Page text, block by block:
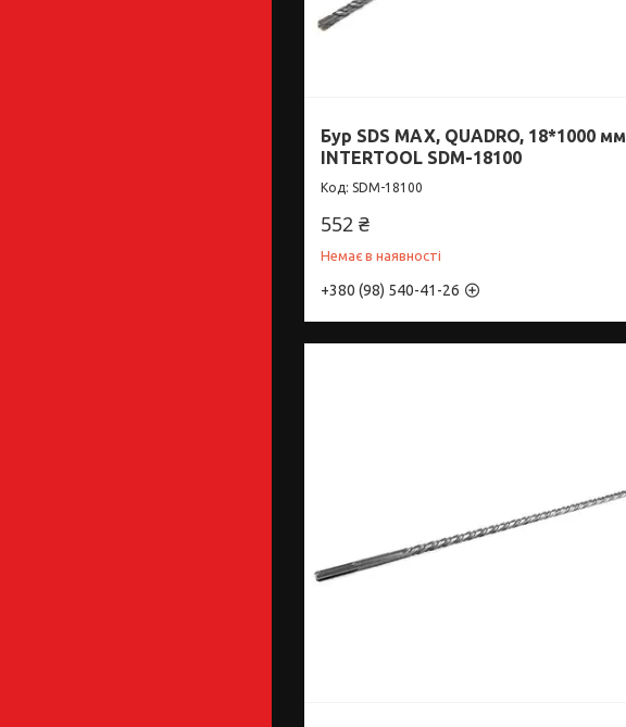
Бур SDS MAX, QUADRO, 18*1000 мм
INTERTOOL SDM-18100
SDM-18100
552 ₴
Немає в наявності
+380 (98) 540-41-26